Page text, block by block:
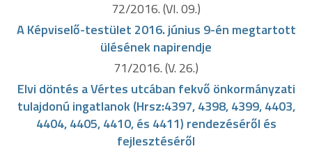
72/2016. (VI. 09.)
A Képviselő-testület 2016. június 9-én megtartott
ülésének napirendje
71/2016. (V. 26.)
Elvi döntés a Vértes utcában fekvő önkormányzati
tulajdonú ingatlanok (Hrsz:4397, 4398, 4399, 4403,
4404, 4405, 4410, és 4411) rendezéséről és
fejlesztéséről